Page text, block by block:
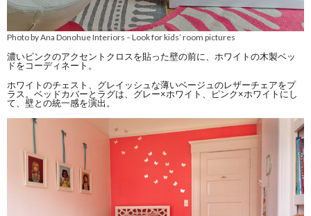
Photo by Ana Donohue Interiors –Look for kids’ room pictures
濃いピンクのアクセントクロスを貼った壁の前に、ホワイトの木製ベッ
ドをコーディネート。
ホワイトのチェスト、グレイッシュな薄いベージュのレザーチェアをプ
ラス。ベッドカバーとラグは、グレー×ホワイト、ピンク×ホワイトにし
て、壁との統一感を演出。